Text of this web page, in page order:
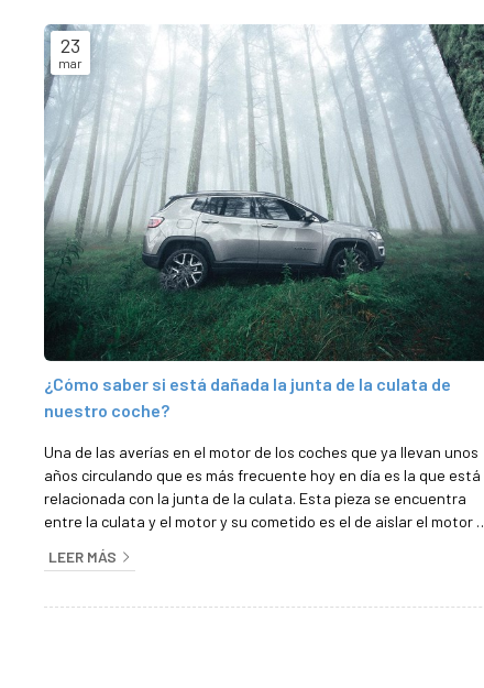
El GLP es un combustible alternativo en el que hay depositadas
muchas ...
23
mar
¿Cómo saber si está dañada la junta de la culata de
nuestro coche?
Una de las averías en el motor de los coches que ya llevan unos
años circulando que es más frecuente hoy en día es la que está
relacionada con la junta de la culata. Esta pieza se encuentra
entre la culata y el motor y su cometido es el de aislar el motor y
evitar que agentes externos puedan afectarle o los líquidos
dedicamos, entre otras cosas, a la reparación de motores y ...
LEER MÁS